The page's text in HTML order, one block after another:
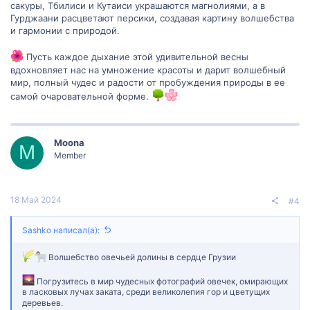
сакуры, Тбилиси и Кутаиси украшаются магнолиями, а в
Гурджаани расцветают персики, создавая картину волшебства
и гармонии с природой.
Пусть каждое дыхание этой удивительной весны
вдохновляет нас на умножение красоты и дарит волшебный
мир, полный чудес и радости от пробуждения природы в ее
самой очаровательной форме.
M Moona
Member
18 Май 2024 #4
Sashko написал(а):
Волшебство овечьей долины в сердце Грузии
Погрузитесь в мир чудесных фотографий овечек, омирающих
в ласковых лучах заката, среди великолепия гор и цветущих
деревьев.